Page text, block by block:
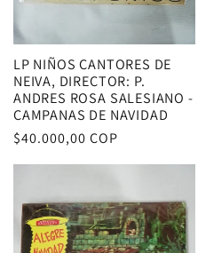
LP NIÑOS CANTORES DE
NEIVA, DIRECTOR: P.
ANDRES ROSA SALESIANO -
CAMPANAS DE NAVIDAD
Precio
$40.000,00 COP